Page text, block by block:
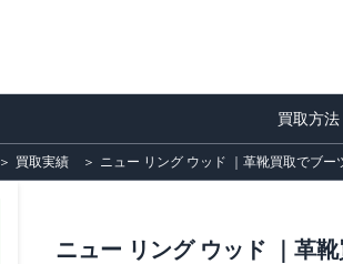
買取方法
＞ 買取実績 ＞ ニュー リング ウッド ｜革靴買取でブ
ニュー リング ウッド ｜革